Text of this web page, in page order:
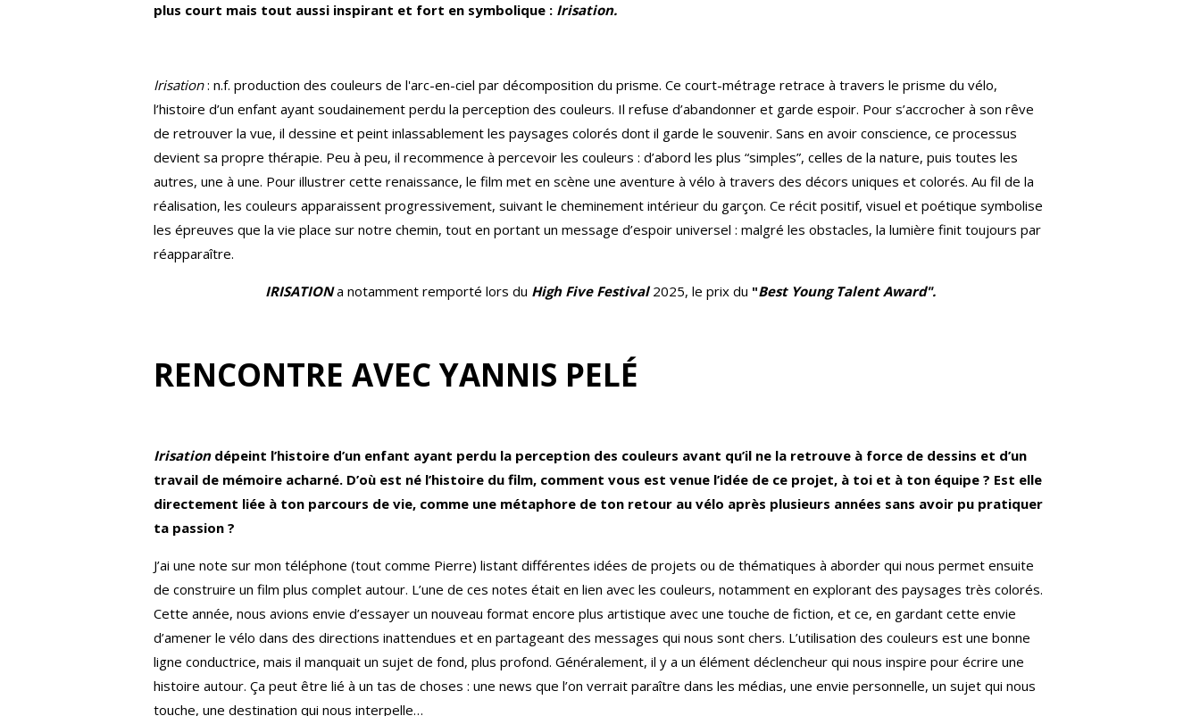
plus court mais tout aussi inspirant et fort en symbolique : Irisation.
Irisation: n.f. production des couleurs de l'arc-en-ciel par décomposition du prisme. Ce court-métrage retrace à travers le prisme du vélo,
l’histoire d’un enfant ayant soudainement perdu la perception des couleurs. Il refuse d’abandonner et garde espoir. Pour s’accrocher à son rêve
de retrouver la vue, il dessine et peint inlassablement les paysages colorés dont il garde le souvenir. Sans en avoir conscience, ce processus
devient sa propre thérapie. Peu à peu, il recommence à percevoir les couleurs : d’abord les plus “simples”, celles de la nature, puis toutes les
autres, une à une. Pour illustrer cette renaissance, le film met en scène une aventure à vélo à travers des décors uniques et colorés. Au fil de la
réalisation, les couleurs apparaissent progressivement, suivant le cheminement intérieur du garçon. Ce récit positif, visuel et poétique symbolise
les épreuves que la vie place sur notre chemin, tout en portant un message d’espoir universel : malgré les obstacles, la lumière finit toujours par
réapparaître.
IRISATIONa notamment remporté lors du High Five Festival2025, le prix du "Best Young Talent Award".
RENCONTRE AVEC YANNIS PELÉ
Irisationdépeint l’histoire d’un enfant ayant perdu la perception des couleurs avant qu’il ne la retrouve à force de dessins et d’un
travail de mémoire acharné. D’où est né l’histoire du film, comment vous est venue l’idée de ce projet, à toi et à ton équipe ? Est elle
directement liée à ton parcours de vie, comme une métaphore de ton retour au vélo après plusieurs années sans avoir pu pratiquer
ta passion ?
J’ai une note sur mon téléphone (tout comme Pierre) listant différentes idées de projets ou de thématiques à aborder qui nous permet ensuite
de construire un film plus complet autour. L’une de ces notes était en lien avec les couleurs, notamment en explorant des paysages très colorés.
Cette année, nous avions envie d’essayer un nouveau format encore plus artistique avec une touche de fiction, et ce, en gardant cette envie
d’amener le vélo dans des directions inattendues et en partageant des messages qui nous sont chers. L’utilisation des couleurs est une bonne
ligne conductrice, mais il manquait un sujet de fond, plus profond. Généralement, il y a un élément déclencheur qui nous inspire pour écrire une
histoire autour. Ça peut être lié à un tas de choses : une news que l’on verrait paraître dans les médias, une envie personnelle, un sujet qui nous
touche, une destination qui nous interpelle…